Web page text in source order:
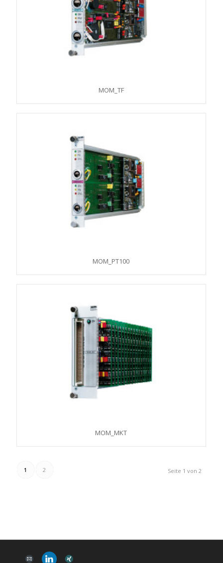
MOM_TF
MOM_PT100
MOM_MKT
Seite 1 von 2
1 2